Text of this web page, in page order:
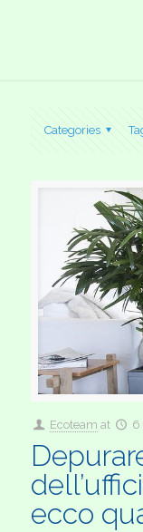
Categories
Ecoteam at 6
ecco